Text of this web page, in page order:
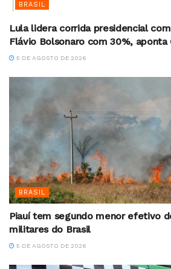
BRASIL
Lula lidera corrida presidencial
Flávio Bolsonaro com 30%, aponta
5 DE AGOSTO DE 2026
BRASIL
Piauí tem segundo menor efetivo
militares do Brasil
5 DE AGOSTO DE 2026